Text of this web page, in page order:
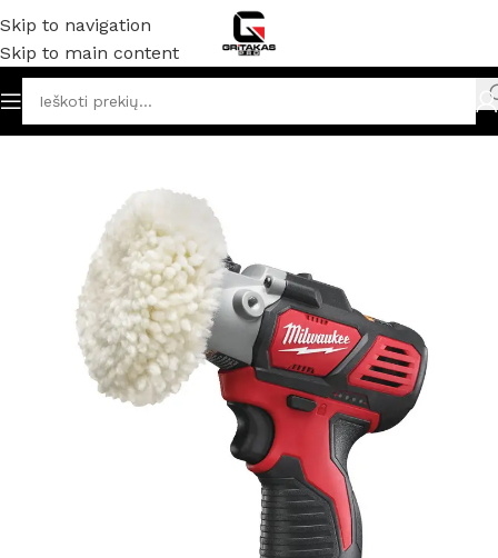
Skip to navigation
Skip to main content
Pradžia/Akumuliatoriniai ir elektriniai įrankiai Poliruokliai